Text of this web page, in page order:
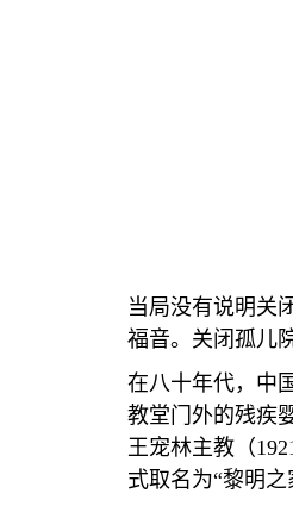
当局没有说明关
福音。关闭孤儿
在八十年代，中
教堂门外的残疾
王宠林主教（
式取名为“黎明之